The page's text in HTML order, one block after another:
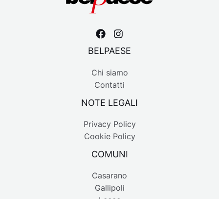
BELPAESE
Chi siamo
Contatti
NOTE LEGALI
Privacy Policy
Cookie Policy
COMUNI
Casarano
Gallipoli